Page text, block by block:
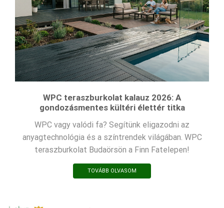
WPC teraszburkolat kalauz 2026: A
gondozásmentes kültéri élettér titka
WPC vagy valódi fa? Segítünk eligazodni az
anyagtechnológia és a színtrendek világában. WPC
teraszburkolat Budaörsön a Finn Fatelepen!
TOVÁBB OLVASOM